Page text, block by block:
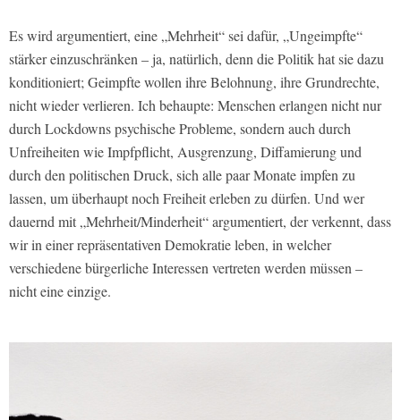
Es wird argumentiert, eine „Mehrheit“ sei dafür, „Ungeimpfte“
stärker einzuschränken – ja, natürlich, denn die Politik hat sie dazu
konditioniert; Geimpfte wollen ihre Belohnung, ihre Grundrechte,
nicht wieder verlieren. Ich behaupte: Menschen erlangen nicht nur
durch Lockdowns psychische Probleme, sondern auch durch
Unfreiheiten wie Impfpflicht, Ausgrenzung, Diffamierung und
durch den politischen Druck, sich alle paar Monate impfen zu
lassen, um überhaupt noch Freiheit erleben zu dürfen. Und wer
dauernd mit „Mehrheit/Minderheit“ argumentiert, der verkennt, dass
wir in einer repräsentativen Demokratie leben, in welcher
verschiedene bürgerliche Interessen vertreten werden müssen –
nicht eine einzige.